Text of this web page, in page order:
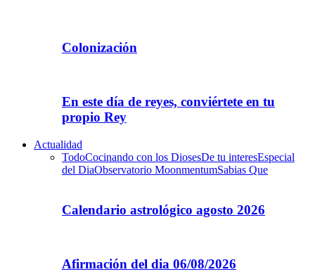
Colonización
En este día de reyes, conviértete en tu
propio Rey
Actualidad
TodoCocinando con los DiosesDe tu interesEspecial
del DiaObservatorio MoonmentumSabias Que
Calendario astrológico agosto 2026
Afirmación del dia 06/08/2026